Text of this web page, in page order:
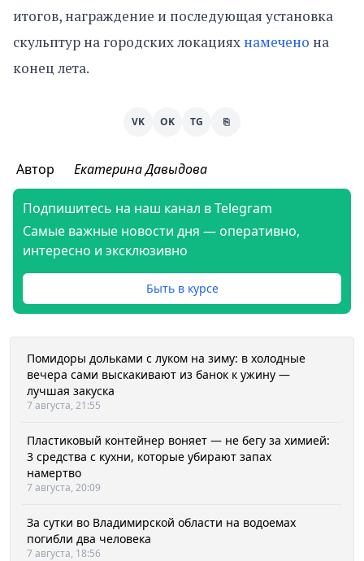
итогов, награждение и последующая установка
скульптур на городских локациях намечено на
конец лета.
VK OK TG ⎘
Автор Екатерина Давыдова
Подпишитесь на наш канал в Telegram
Самые важные новости дня — оперативно,
интересно и эксклюзивно
Быть в курсе
Помидоры дольками с луком на зиму: в холодные
вечера сами выскакивают из банок к ужину —
лучшая закуска
7 августа, 21:55
Пластиковый контейнер воняет — не бегу за химией:
3 средства с кухни, которые убирают запах
намертво
7 августа, 20:09
За сутки во Владимирской области на водоемах
погибли два человека
7 августа, 18:56